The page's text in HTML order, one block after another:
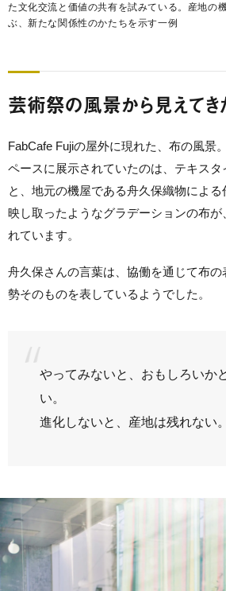
た文化交流と価値の共有を試みている。産地の
ぶ、新たな関係性のかたちを示す一例
芸術祭の風景から見えてき
FabCafe Fujiの屋外に現れた、布の風景
ペースに展示されていたのは、テキス
と、地元の機屋である舟久保織物によ
映し取ったようなグラデーションの布
れています。
舟久保さんの言葉は、協働を通じて布
勢そのものを表しているようでした。
やってみないと、おもしろいか
い。
進化しないと、産地は残れない。